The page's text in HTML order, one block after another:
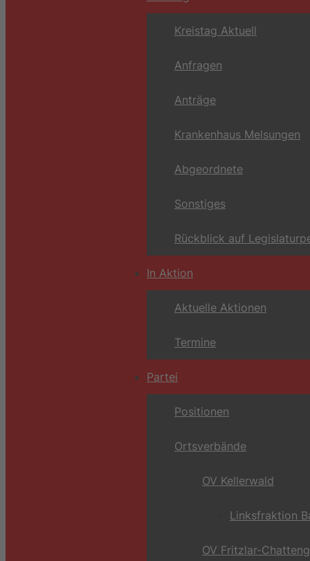
Kreistag Aktuell
Anfragen
Anträge
Krankenhaus Melsungen
Abgeordnete
Sonstiges
Rückblick auf
In Aktion
Aktuelle Aktionen
Termine
Partei
Positionen
Ortsverbände
OV Kellerwald
Linksfraktion
OV Fritzlar-